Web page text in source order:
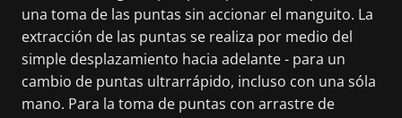
una toma de las puntas sin accionar el manguito. La
extracción de las puntas se realiza por medio del
simple desplazamiento hacia adelante - para un
cambio de puntas ultrarrápido, incluso con una sóla
mano. Para la toma de puntas con arrastre de